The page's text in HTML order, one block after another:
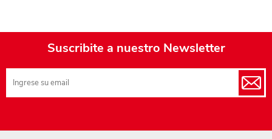
Suscribite a nuestro Newsletter